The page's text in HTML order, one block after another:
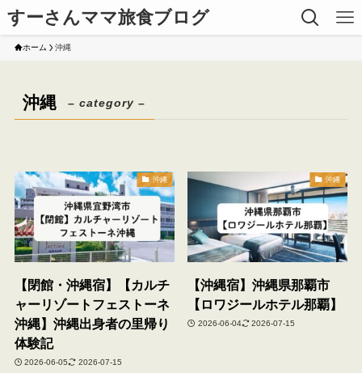
すーさんママ旅食ブログ
ホーム 沖縄
沖縄 – category –
沖縄
【閉館・沖縄宿】【カルチ
ャーリゾートフェストーネ
沖縄】沖縄出身者の里帰り
体験記
2026-06-05 2026-07-15
沖縄
【沖縄宿】沖縄県那覇市
【ロワジールホテル那覇】
2026-06-04 2026-07-15